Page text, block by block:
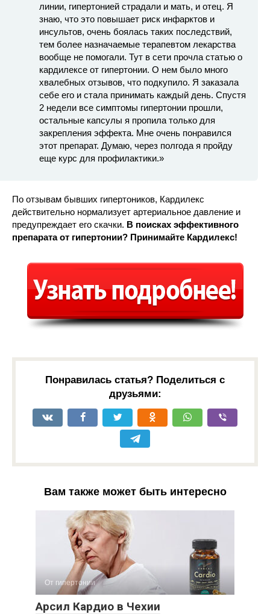
линии, гипертонией страдали и мать, и отец. Я
знаю, что это повышает риск инфарктов и
инсультов, очень боялась таких последствий,
тем более назначаемые терапевтом лекарства
вообще не помогали. Тут в сети прочла статью о
кардилексе от гипертонии. О нем было много
хвалебных отзывов, что подкупило. Я заказала
себе его и стала принимать каждый день. Спустя
2 недели все симптомы гипертонии прошли,
остальные капсулы я пропила только для
закрепления эффекта. Мне очень понравился
этот препарат. Думаю, через полгода я пройду
еще курс для профилактики.»
По отзывам бывших гипертоников, Кардилекс
действительно нормализует артериальное давление и
предупреждает его скачки. В поисках эффективного
препарата от гипертонии? Принимайте Кардилекс!
Понравилась статья? Поделиться с
друзьями:
Вам также может быть интересно
От гипертонии
Арсил Кардио в Чехии